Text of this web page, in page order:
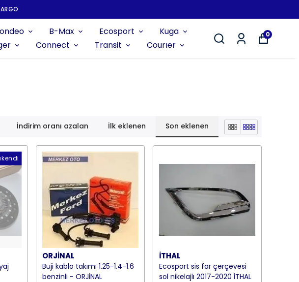
B-Max Ecosport
Kuga
Connect Transit Courıer
0
İndirim oranı azalan İlk eklenen Son eklenen
ORJİNAL
Buji kablo takımı 1.25-1.4-1.6
benzinli - ORJİNAL
İTHAL
Ecosport sis far çerçevesi
sol nikelajlı 2017-2020 İTHAL